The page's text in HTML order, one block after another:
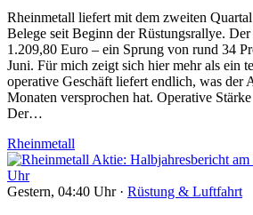
Rheinmetall liefert mit dem zweiten Quartal
Belege seit Beginn der Rüstungsrallye.
1.209,80 Euro – ein Sprung von rund 34
Juni. Für mich zeigt sich hier mehr als ein
operative Geschäft liefert endlich, was der
Monaten versprochen hat. Operative
Der…
Rheinmetall
Gestern, 04:40 Uhr · Rüstung & Luftfahrt